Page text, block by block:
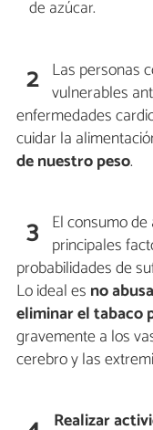
de azúcar.
2 Las personas
vulnerables
enfermedades
cuidar la
de nuestro peso.
3 El consumo
principales
probabilidades de
Lo ideal es no
eliminar el tabaco
gravemente a los
cerebro y las
Realizar